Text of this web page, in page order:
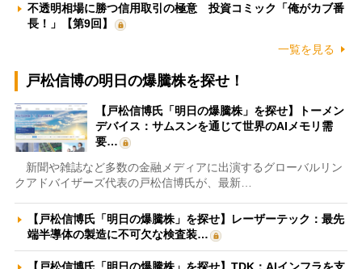
不透明相場に勝つ信用取引の極意 投資コミック「俺がカブ番
長！」【第9回】
一覧を見る
戸松信博の明日の爆騰株を探せ！
【戸松信博氏「明日の爆騰株」を探せ】トーメン
デバイス：サムスンを通じて世界のAIメモリ需
要…
新聞や雑誌など多数の金融メディアに出演するグローバルリン
クアドバイザーズ代表の戸松信博氏が、最新…
【戸松信博氏「明日の爆騰株」を探せ】レーザーテック：最先
端半導体の製造に不可欠な検査装…